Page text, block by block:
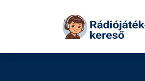
Tovább a tartalomhoz